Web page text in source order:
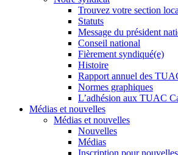
Trouvez votre section
Statuts
Message du président
Conseil national
Fièrement syndiqué(e)
Histoire
Rapport annuel des
Normes graphiques
L’adhésion aux TUAC
Médias et nouvelles
Médias et nouvelles
Nouvelles
Médias